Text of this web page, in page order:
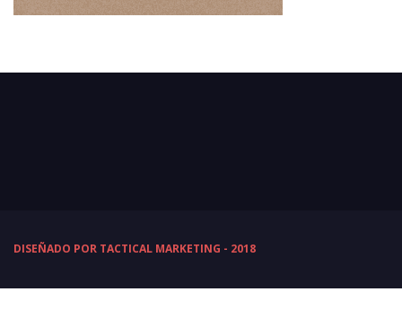
DISEÑADO POR TACTICAL MARKETING - 2018